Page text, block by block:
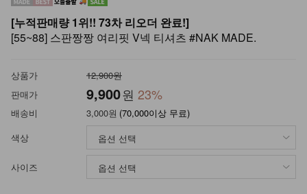
[누적판매량 1위!! 73차 리오더 완료!]
[55~88] 스판짱짱 여리핏 V넥 티셔츠 #NAK MADE.
상품가
12,900원
판매가
9,900원 23%
배송비 3,000원 (70,000이상 무료)
색상
사이즈